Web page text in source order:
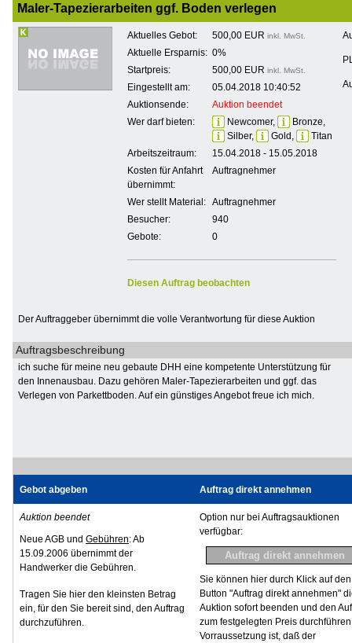
Maler-Tapezierarbeiten ggf. Boden verlegen
Aktuelles Gebot: 500,00 EUR inkl. MwSt.
Aktuelle Ersparnis: 0%
Startpreis:
500,00 EUR inkl. MwSt.
Eingestellt am:
05.04.2018 10:40:52
Auktionsende:
Auktion beendet
Wer darf bieten:
Newcomer,
Bronze,
Silber,
Gold,
Titan
Arbeitszeitraum:
15.04.2018 - 15.05.2018
Kosten für Anfahrt
übernimmt:
Auftragnehmer
Wer stellt Material: Auftragnehmer
Besucher:
940
Gebote:
0
Diesen Auftrag beobachten
Der Auftraggeber übernimmt die volle Verantwortung für diese Auktion
Auftragsbeschreibung
ich suche für meine neu gebaute DHH eine kompetente Unterstützung für
den Innenausbau. Dazu gehören Maler-Tapezierarbeiten und ggf. das
Verlegen von Parkettboden. Auf ein günstiges Angebot freue ich mich.
Gebot abgeben Auftrag direkt annehmen
Auktion beendet
Neue AGB und Gebühren: Ab
15.09.2006 übernimmt der
Handwerker die Gebühren.
Tragen Sie hier den kleinsten Betrag
ein, für den Sie bereit sind, den Auftrag
durchzuführen.
Option nur bei Auftragsauktionen
verfügbar:
Sie können hier durch Klick auf den
Button "Auftrag direkt annehmen"
Auktion sofort beenden und den
zum festgelegten Preis
Vorraussetzung ist, daß der